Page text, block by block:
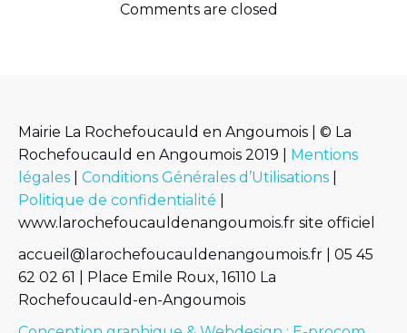
Comments are closed
Mairie La Rochefoucauld en Angoumois | © La
Rochefoucauld en Angoumois 2019 |
Mentions
légales
Conditions Générales d’Utilisations
Politique de confidentialité
www.larochefoucauldenangoumois.fr site officiel
accueil@larochefoucauldenangoumois.fr | 05 45
62 02 61 | Place Emile Roux, 16110 La
Rochefoucauld-en-Angoumois